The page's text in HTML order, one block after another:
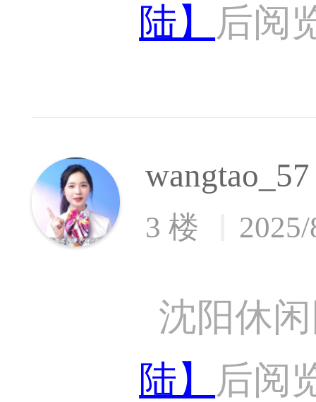
陆】
后阅
wangtao_57
3 楼
沈阳休
陆】
后阅